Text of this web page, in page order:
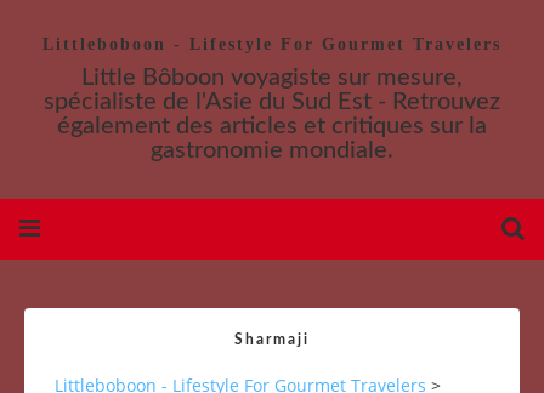
Littleboboon - Lifestyle For Gourmet Travelers
Little Bôboon voyagiste sur mesure,
spécialiste de l'Asie du Sud Est - Retrouvez
également des articles et critiques sur la
gastronomie mondiale.
Sharmaji
Littleboboon - Lifestyle For Gourmet Travelers >